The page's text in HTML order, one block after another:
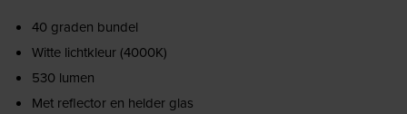
40 graden bundel
Witte lichtkleur (4000K)
530 lumen
Met reflector en helder glas